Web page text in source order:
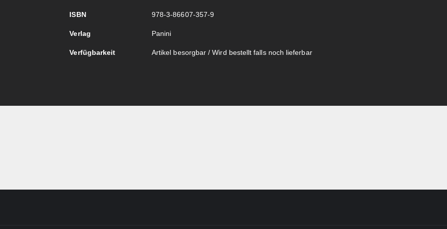
ISBN 978-3-86607-357-9
Verlag Panini
Verfügbarkeit Artikel besorgbar / Wird bestellt falls noch lieferbar